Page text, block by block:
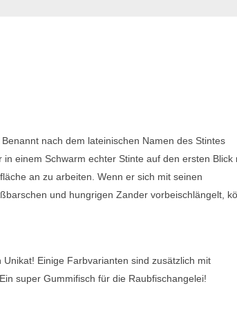
nach dem lateinischen Namen des Stintes
einem Schwarm echter Stinte auf den ersten Blick
an zu arbeiten. Wenn er sich mit seinen
und hungrigen Zander vorbeischlängelt,
Einige Farbvarianten sind zusätzlich mit
super Gummifisch für die Raubfischangelei!